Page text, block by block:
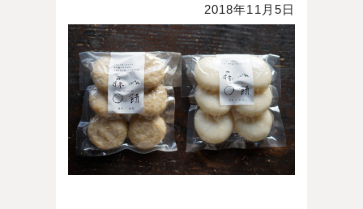
2018年11月5日